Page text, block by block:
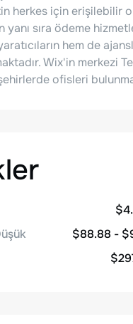
herkes için erişilebilir
yanı sıra ödeme
hem de
Wix'in merkezi
ofisleri
$88.88 -